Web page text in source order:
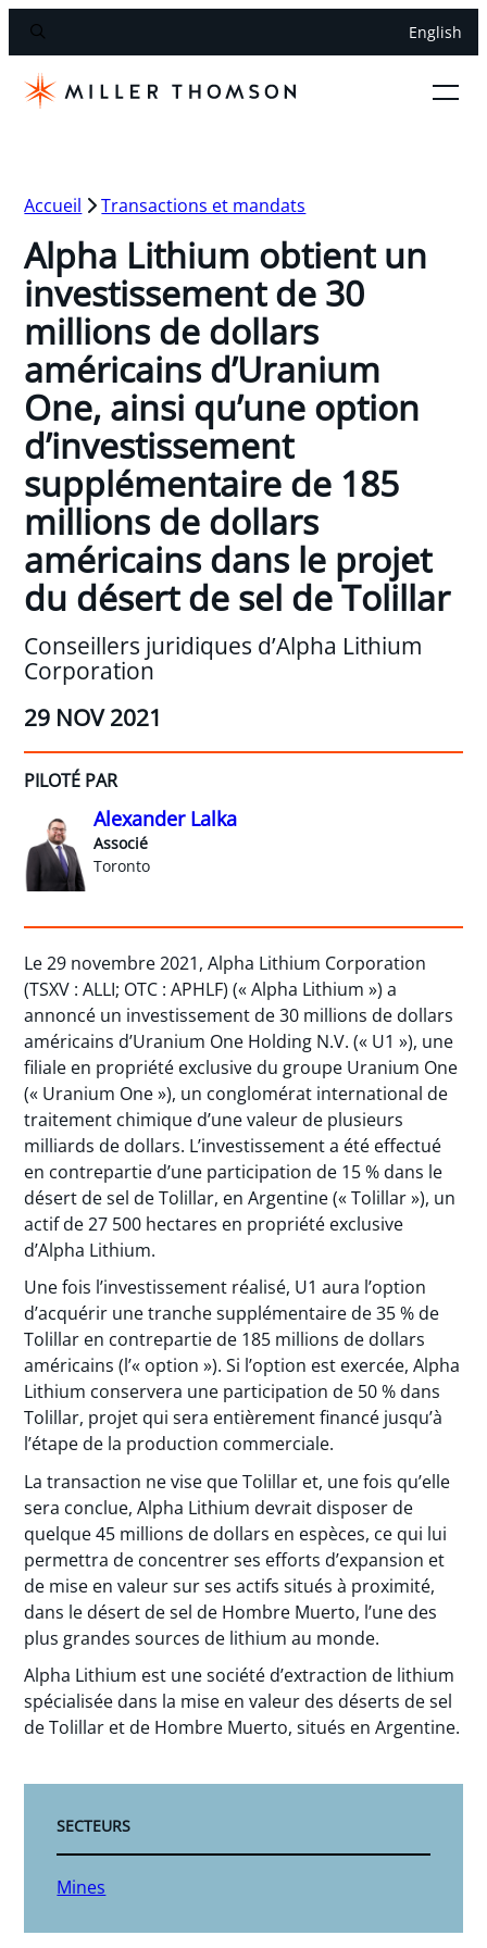
English
Accueil Transactions et mandats
Alpha Lithium obtient un
investissement de 30
millions de dollars
américains d’Uranium
One, ainsi qu’une option
d’investissement
supplémentaire de 185
millions de dollars
américains dans le projet
du désert de sel de Tolillar
Conseillers juridiques d’Alpha Lithium
Corporation
29 NOV 2021
PILOTÉ PAR
Alexander Lalka
Associé
Toronto
Le 29 novembre 2021, Alpha Lithium Corporation
(TSXV : ALLI; OTC : APHLF) (« Alpha Lithium ») a
annoncé un investissement de 30 millions de dollars
américains d’Uranium One Holding N.V. (« U1 »), une
filiale en propriété exclusive du groupe Uranium One
(« Uranium One »), un conglomérat international de
traitement chimique d’une valeur de plusieurs
milliards de dollars. L’investissement a été effectué
en contrepartie d’une participation de 15 % dans le
désert de sel de Tolillar, en Argentine (« Tolillar »), un
actif de 27 500 hectares en propriété exclusive
d’Alpha Lithium.
Une fois l’investissement réalisé, U1 aura l’option
d’acquérir une tranche supplémentaire de 35 % de
Tolillar en contrepartie de 185 millions de dollars
américains (l’« option »). Si l’option est exercée, Alpha
Lithium conservera une participation de 50 % dans
Tolillar, projet qui sera entièrement financé jusqu’à
l’étape de la production commerciale.
La transaction ne vise que Tolillar et, une fois qu’elle
sera conclue, Alpha Lithium devrait disposer de
quelque 45 millions de dollars en espèces, ce qui lui
permettra de concentrer ses efforts d’expansion et
de mise en valeur sur ses actifs situés à proximité,
dans le désert de sel de Hombre Muerto, l’une des
plus grandes sources de lithium au monde.
Alpha Lithium est une société d’extraction de lithium
spécialisée dans la mise en valeur des déserts de sel
de Tolillar et de Hombre Muerto, situés en Argentine.
SECTEURS
Mines